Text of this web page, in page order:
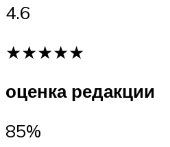
4.6
★★★★★
оценка редакции
85%